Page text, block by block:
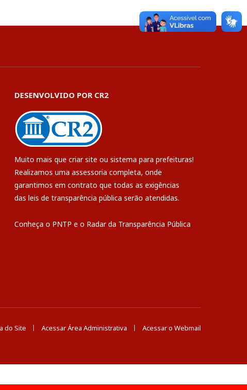
DESENVOLVIDO POR CR2
Muito mais que criar site ou sistema para prefeituras!
Realizamos uma assessoria completa, onde
garantimos em contrato que todas as exigências
das leis de transparência pública serão atendidas.
Conheça o PNTP e o Radar da Transparência Pública
do Site Acessar Área Administrativa Acessar o Webmail